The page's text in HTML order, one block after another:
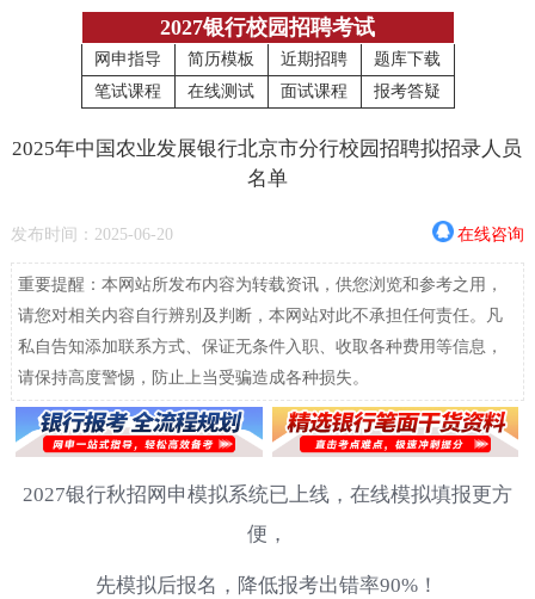
2027银行校园招聘考试
网申指导 简历模板 近期招聘
题库下载
笔试课程
在线测试 面试课程 报考答疑
2025年中国农业发展银行北京市分行校园招聘拟招录人员
名单
发布时间：2025-06-20 在线咨询
重要提醒：本网站所发布内容为转载资讯，供您浏览和参考之用，
请您对相关内容自行辨别及判断，本网站对此不承担任何责任。凡
私自告知添加联系方式、保证无条件入职、收取各种费用等信息，
请保持高度警惕，防止上当受骗造成各种损失。
2027银行秋招网申模拟系统已上线，在线模拟填报更方
便，
先模拟后报名，降低报考出错率90%！